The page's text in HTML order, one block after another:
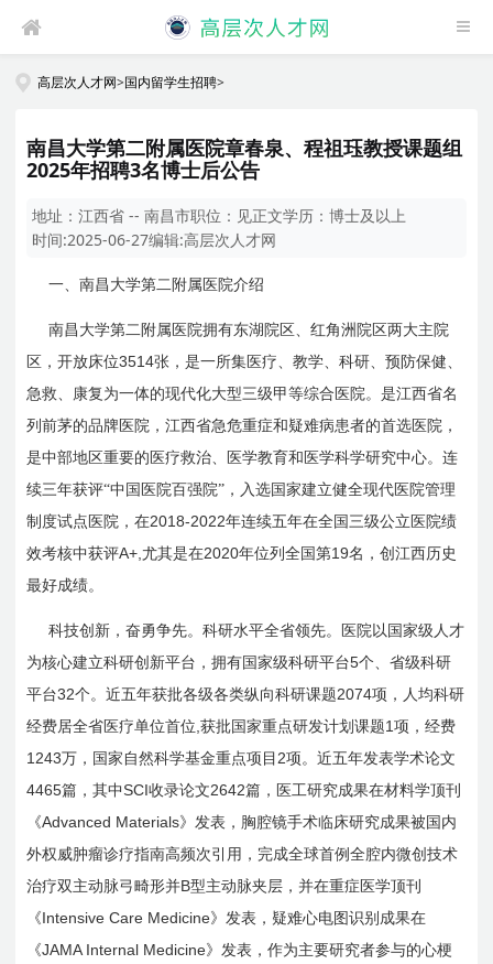
高层次人才网>国内留学生招聘>
南昌大学第二附属医院章春泉、程祖珏教授课题组
2025年招聘3名博士后公告
地址：江西省 -- 南昌市职位： 见正文学历：博士及以上
时间:2025-06-27编辑:高层次人才网
一、南昌大学第二附属医院介绍
南昌大学第二附属医院拥有东湖院区、红角洲院区两大主院
区，开放床位3514张，是一所集医疗、教学、科研、预防保健、
急救、康复为一体的现代化大型三级甲等综合医院。是江西省名
列前茅的品牌医院，江西省急危重症和疑难病患者的首选医院，
是中部地区重要的医疗救治、医学教育和医学科学研究中心。连
续三年获评“中国医院百强院”，入选国家建立健全现代医院管理
制度试点医院，在2018-2022年连续五年在全国三级公立医院绩
效考核中获评A+,尤其是在2020年位列全国第19名，创江西历史
最好成绩。
科技创新，奋勇争先。科研水平全省领先。医院以国家级人才
为核心建立科研创新平台，拥有国家级科研平台5个、省级科研
平台32个。近五年获批各级各类纵向科研课题2074项，人均科研
经费居全省医疗单位首位 ,获批国家重点研发计划课题1项，经费
1243万，国家自然科学基金重点项目 2项。近五年发表学术论文
4465篇，其中SCI收录论文2642篇，医工研究成果在材料学顶刊
《Advanced Materials》发表，胸腔镜手术临床研究成果被国内
外权威肿瘤诊疗指南高频次引用，完成全球首例全腔内微创技术
治疗双主动脉弓畸形并B型主动脉夹层，并在重症医学顶刊
《Intensive Care Medicine》发表，疑难心电图识别成果在
《JAMA Internal Medicine》发表，作为主要研究者参与的心梗